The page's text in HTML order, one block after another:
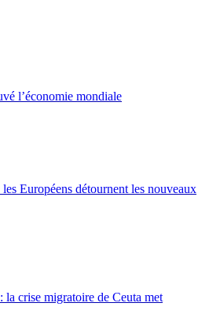
l’économie mondiale
Européens détournent les nouveaux
la crise migratoire de Ceuta met